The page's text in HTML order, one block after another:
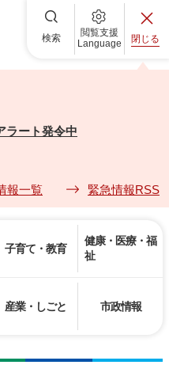
検索
閲覧支援
Language
閉じる
ラート発令中
報一覧 緊急情報RSS
子育て・教育
健康・医療・福
祉
産業・しごと 市政情報